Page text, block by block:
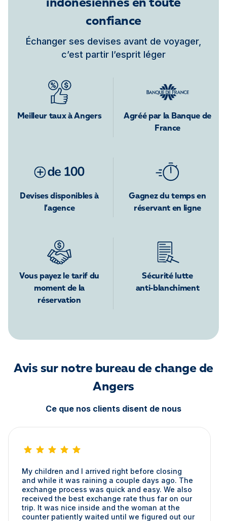
indonésiennes en toute
confiance
Échanger ses devises avant de voyager,
c’est partir l’esprit léger
Meilleur taux à Angers
Agréé par la Banque de
France
Devises disponibles à
l’agence
Gagnez du temps en
réservant en ligne
Vous payez le tarif du
moment de la
réservation
Sécurité lutte
anti-blanchiment
Avis sur notre bureau de change de
Angers
Ce que nos clients disent de nous
My children and I arrived right before closing
and while it was raining a couple days ago. The
exchange process was quick and easy. We also
received the best exchange rate thus far on our
trip. It was nice inside and the woman at the
counter patiently waited until we figured out our